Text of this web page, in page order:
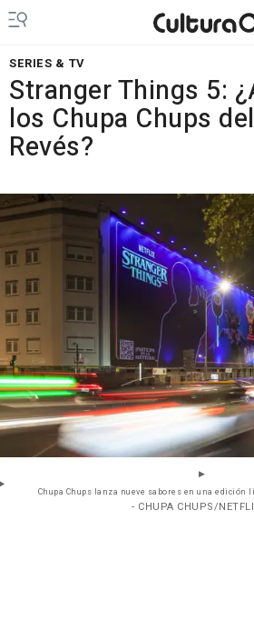
SERIES & TV
Stranger Things 5:
los Chupa Chups
Revés?
Chupa Chups lanza nueve sabores en una
- CHUPA CHUPS/